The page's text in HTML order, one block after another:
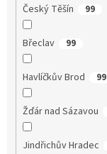
Český Těšín 99
Břeclav 99
Havlíčkův Brod 99
Žďár nad Sázavou
Jindřichův Hradec